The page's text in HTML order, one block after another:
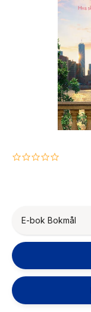
0.0
E-bok Bokmål